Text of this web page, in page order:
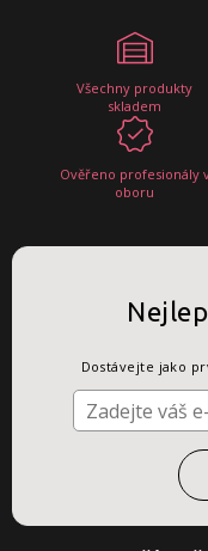
Všechny produkty
skladem
Ověřeno profesionály
oboru
Dostávejte jako